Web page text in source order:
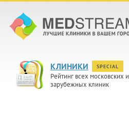
КЛИНИКИ SPECIAL
Рейтинг всех московских и
зарубежных клиник